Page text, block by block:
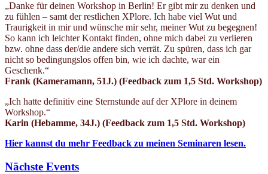
„Danke für deinen Workshop in Berlin! Er gibt mir zu denken und
zu fühlen – samt der restlichen XPlore. Ich habe viel Wut und
Traurigkeit in mir und wünsche mir sehr, meiner Wut zu begegnen!
So kann ich leichter Kontakt finden, ohne mich dabei zu verlieren
bzw. ohne dass der/die andere sich verrät. Zu spüren, dass ich gar
nicht so bedingungslos offen bin, wie ich dachte, war ein
Geschenk.“
Frank (Kameramann, 51J.) (Feedback zum 1,5 Std. Workshop)
„Ich hatte definitiv eine Sternstunde auf der XPlore in deinem
Workshop.“
Karin (Hebamme, 34J.) (Feedback zum 1,5 Std. Workshop)
Hier kannst du mehr Feedback zu meinen Seminaren lesen.
Nächste Events